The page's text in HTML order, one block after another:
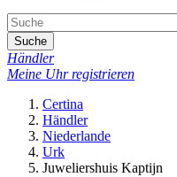
Suche
Händler
Meine Uhr registrieren
Certina
Händler
Niederlande
Urk
Juweliershuis Kaptijn